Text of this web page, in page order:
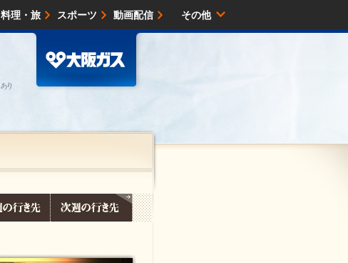
料理・旅 スポーツ 動画配信 その他